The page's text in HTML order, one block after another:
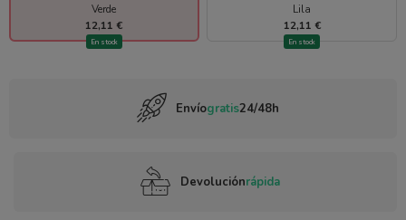
Verde
12,11 €
En stock
Lila
12,11 €
En stock
Envíogratis24/48h
Devoluciónrápida